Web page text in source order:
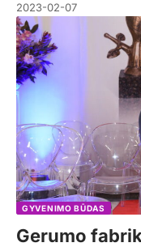
2023-02-07
GYVENIMO BŪDAS
Gerumo